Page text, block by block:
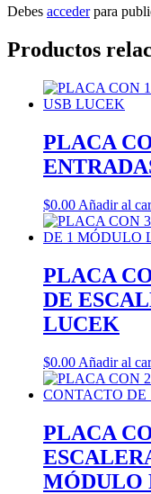
Debes accederpara
Productos
PLACA
$0.00 Añadir al
PLACA
DE
LUCEK
$0.00 Añadir al
PLACA
MÓDULO